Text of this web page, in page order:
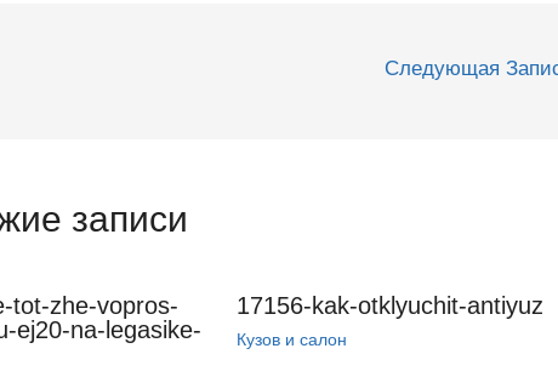
Следующая
записи
tot-zhe-vopros-
ej20-na-legasike-
17156-kak-otklyuchit-antiyuz
Кузов и салон